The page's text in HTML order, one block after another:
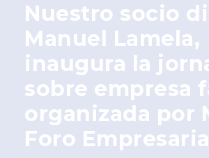
Nuestro socio
Manuel Lamela,
inaugura la
sobre empresa
organizada por
Foro